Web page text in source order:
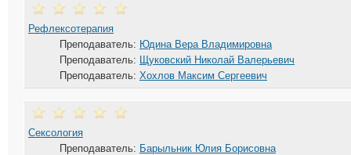
Рефлексотерапия
Преподаватель: Юдина Вера Владимировна
Преподаватель: Щуковский Николай Валерьевич
Преподаватель: Хохлов Максим Сергеевич
Сексология
Преподаватель:
Барыльник Юлия Борисовна